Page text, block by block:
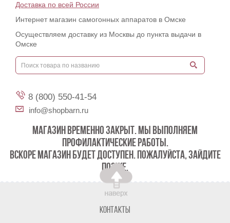
Доставка по всей России
Интернет магазин самогонных аппаратов в Омске
Осуществляем доставку из Москвы до пункта выдачи в
Омске
8 (800) 550-41-54
info@shopbarn.ru
МАГАЗИН ВРЕМЕННО ЗАКРЫТ. МЫ ВЫПОЛНЯЕМ
ПРОФИЛАКТИЧЕСКИЕ РАБОТЫ.
ВСКОРЕ МАГАЗИН БУДЕТ ДОСТУПЕН. ПОЖАЛУЙСТА, ЗАЙДИТЕ
ПОЗЖЕ.
Контакты